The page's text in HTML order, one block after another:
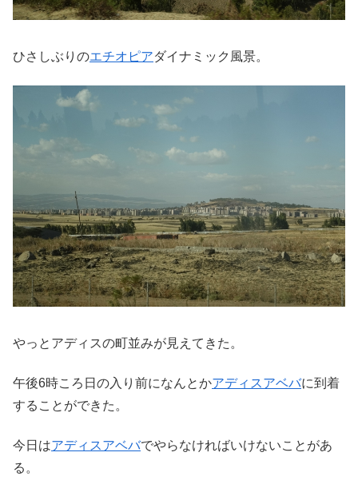
ひさしぶりのエチオピアダイナミック風景。
やっとアディスの町並みが見えてきた。
午後6時ころ日の入り前になんとかアディスアベバに到着
することができた。
今日はアディスアベバでやらなければいけないことがあ
る。